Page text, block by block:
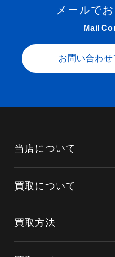
メールで
Mail
お問い合わ
当店について
買取について
買取方法